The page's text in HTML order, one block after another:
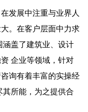
发展中注重与业界人
。在客户层面中力求
涵盖了建筑业、设计
企业等领域，针对
询有着丰富的实操经
所能，为之提供合